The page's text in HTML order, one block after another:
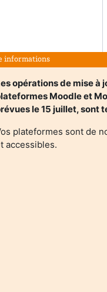
informations
opérations de mise à
Moodle et
le 15 juillet, sont
plateformes sont de
accessibles.
required
Hostia nemajú prístup do